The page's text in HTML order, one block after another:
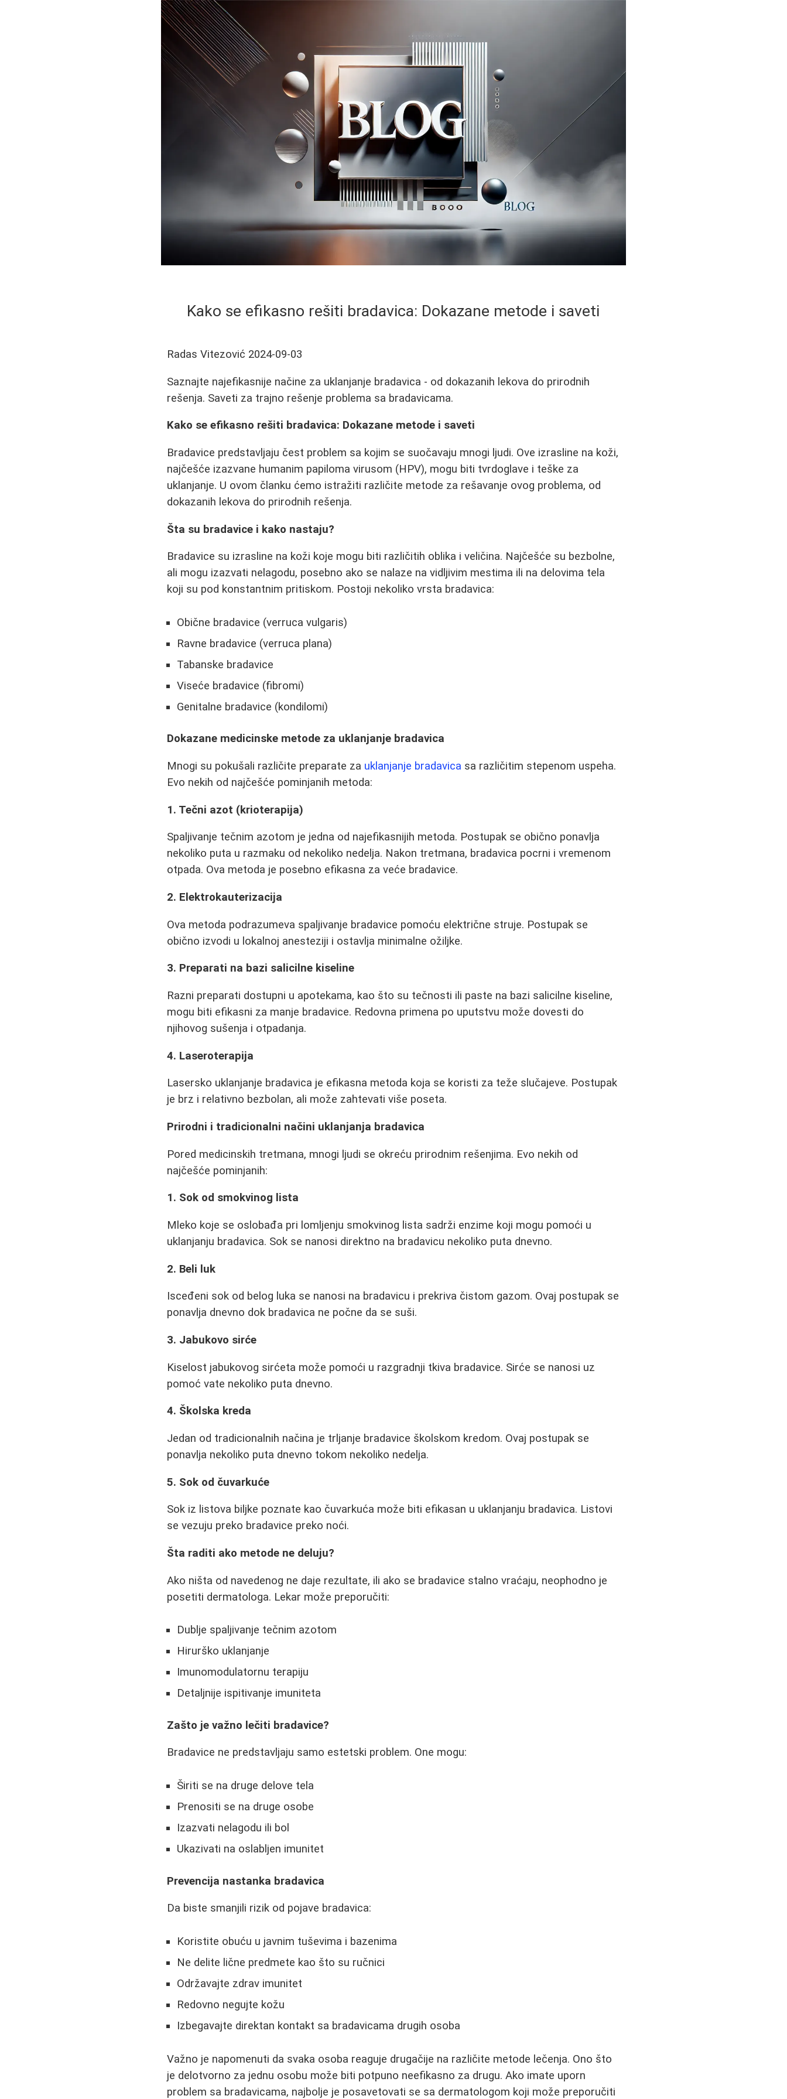
Kako se efikasno rešiti bradavica: Dokazane metode i saveti
Radas Vitezović 2024-09-03
Saznajte najefikasnije načine za uklanjanje bradavica - od dokazanih lekova do prirodnih
rešenja. Saveti za trajno rešenje problema sa bradavicama.
Kako se efikasno rešiti bradavica: Dokazane metode i saveti
Bradavice predstavljaju čest problem sa kojim se suočavaju mnogi ljudi. Ove izrasline na koži,
najčešće izazvane humanim papiloma virusom (HPV), mogu biti tvrdoglave i teške za
uklanjanje. U ovom članku ćemo istražiti različite metode za rešavanje ovog problema, od
dokazanih lekova do prirodnih rešenja.
Šta su bradavice i kako nastaju?
Bradavice su izrasline na koži koje mogu biti različitih oblika i veličina. Najčešće su bezbolne,
ali mogu izazvati nelagodu, posebno ako se nalaze na vidljivim mestima ili na delovima tela
koji su pod konstantnim pritiskom. Postoji nekoliko vrsta bradavica:
Obične bradavice (verruca vulgaris)
Ravne bradavice (verruca plana)
Tabanske bradavice
Viseće bradavice (fibromi)
Genitalne bradavice (kondilomi)
Dokazane medicinske metode za uklanjanje bradavica
Mnogi su pokušali različite preparate za uklanjanje bradavica sa različitim stepenom uspeha.
Evo nekih od najčešće pominjanih metoda:
1. Tečni azot (krioterapija)
Spaljivanje tečnim azotom je jedna od najefikasnijih metoda. Postupak se obično ponavlja
nekoliko puta u razmaku od nekoliko nedelja. Nakon tretmana, bradavica pocrni i vremenom
otpada. Ova metoda je posebno efikasna za veće bradavice.
2. Elektrokauterizacija
Ova metoda podrazumeva spaljivanje bradavice pomoću električne struje. Postupak se
obično izvodi u lokalnoj anesteziji i ostavlja minimalne ožiljke.
3. Preparati na bazi salicilne kiseline
Razni preparati dostupni u apotekama, kao što su tečnosti ili paste na bazi salicilne kiseline,
mogu biti efikasni za manje bradavice. Redovna primena po uputstvu može dovesti do
njihovog sušenja i otpadanja.
4. Laseroterapija
Lasersko uklanjanje bradavica je efikasna metoda koja se koristi za teže slučajeve. Postupak
je brz i relativno bezbolan, ali može zahtevati više poseta.
Prirodni i tradicionalni načini uklanjanja bradavica
Pored medicinskih tretmana, mnogi ljudi se okreću prirodnim rešenjima. Evo nekih od
najčešće pominjanih:
1. Sok od smokvinog lista
Mleko koje se oslobađa pri lomljenju smokvinog lista sadrži enzime koji mogu pomoći u
uklanjanju bradavica. Sok se nanosi direktno na bradavicu nekoliko puta dnevno.
2. Beli luk
Isceđeni sok od belog luka se nanosi na bradavicu i prekriva čistom gazom. Ovaj postupak se
ponavlja dnevno dok bradavica ne počne da se suši.
3. Jabukovo sirće
Kiselost jabukovog sirćeta može pomoći u razgradnji tkiva bradavice. Sirće se nanosi uz
pomoć vate nekoliko puta dnevno.
4. Školska kreda
Jedan od tradicionalnih načina je trljanje bradavice školskom kredom. Ovaj postupak se
ponavlja nekoliko puta dnevno tokom nekoliko nedelja.
5. Sok od čuvarkuće
Sok iz listova biljke poznate kao čuvarkuća može biti efikasan u uklanjanju bradavica. Listovi
se vezuju preko bradavice preko noći.
Šta raditi ako metode ne deluju?
Ako ništa od navedenog ne daje rezultate, ili ako se bradavice stalno vraćaju, neophodno je
posetiti dermatologa. Lekar može preporučiti:
Dublje spaljivanje tečnim azotom
Hirurško uklanjanje
Imunomodulatornu terapiju
Detaljnije ispitivanje imuniteta
Zašto je važno lečiti bradavice?
Bradavice ne predstavljaju samo estetski problem. One mogu:
Širiti se na druge delove tela
Prenositi se na druge osobe
Izazvati nelagodu ili bol
Ukazivati na oslabljen imunitet
Prevencija nastanka bradavica
Da biste smanjili rizik od pojave bradavica:
Koristite obuću u javnim tuševima i bazenima
Ne delite lične predmete kao što su ručnici
Održavajte zdrav imunitet
Redovno negujte kožu
Izbegavajte direktan kontakt sa bradavicama drugih osoba
Važno je napomenuti da svaka osoba reaguje drugačije na različite metode lečenja. Ono što
je delotvorno za jednu osobu može biti potpuno neefikasno za drugu. Ako imate uporn
problem sa bradavicama, najbolje je posavetovati se sa dermatologom koji može preporučiti